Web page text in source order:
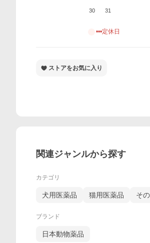
30 31
•••定休日
ストアをお気に入り
関連ジャンルから探す
カテゴリ
犬用医薬品 猫用医薬品 そ
ブランド
日本動物薬品